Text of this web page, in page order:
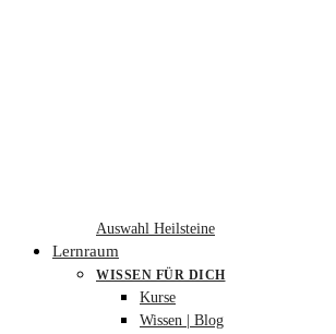
Auswahl Heilsteine
Lernraum
WISSEN FÜR DICH
Kurse
Wissen | Blog